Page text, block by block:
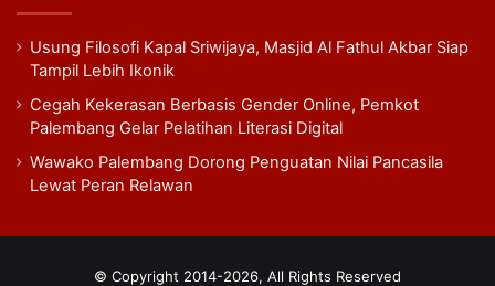
Usung Filosofi Kapal Sriwijaya, Masjid Al Fathul Akbar Siap
Tampil Lebih Ikonik
Cegah Kekerasan Berbasis Gender Online, Pemkot
Palembang Gelar Pelatihan Literasi Digital
Wawako Palembang Dorong Penguatan Nilai Pancasila
Lewat Peran Relawan
© Copyright 2014-2026, All Rights Reserved